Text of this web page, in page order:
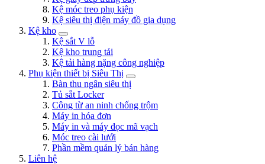
Kệ móc treo phụ kiện
Kệ siêu thị điện máy đồ gia dụng
Kệ kho
Kệ sắt V lỗ
Kệ kho trung tải
Kệ tải hàng nặng công nghiệp
Phụ kiện thiết bị Siêu Thị
Bàn thu ngân siêu thị
Tủ sắt Locker
Công từ an ninh chống trộm
Máy in hóa đơn
Máy in và máy đọc mã vạch
Móc treo cài lưới
Phần mềm quản lý bán hàng
Liên hệ